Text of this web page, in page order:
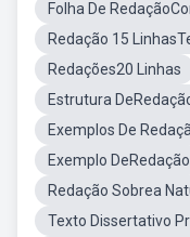
Folha De
Redação 15
Redações20 Linhas
Estrutura
Exemplos De
Exemplo DeRedação
Redação Sobrea
Texto Dissertativo